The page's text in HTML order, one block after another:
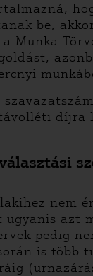
be,
Munka
díjra
nem
ugyanis azt
pedig
is több